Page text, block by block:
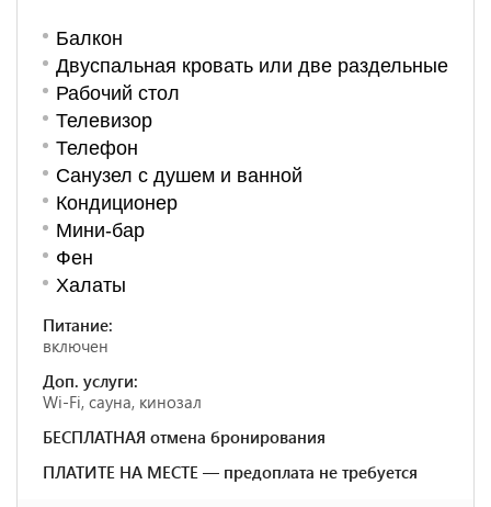
Балкон
Двуспальная кровать или две раздельные
Рабочий стол
Телевизор
Телефон
Санузел с душем и ванной
Кондиционер
Мини-бар
Фен
Халаты
Питание:
включен
Доп. услуги:
Wi-Fi, сауна, кинозал
БЕСПЛАТНАЯ отмена бронирования
ПЛАТИТЕ НА МЕСТЕ — предоплата не требуется